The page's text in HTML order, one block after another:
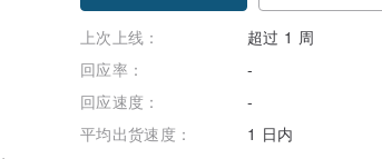
上次上线：
超过 1 周
回应率：
-
回应速度：
-
平均出货速度：
1 日内